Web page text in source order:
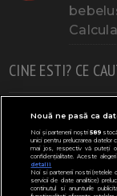
CINE ESTI? CE
Doresc un copil
Urmeaza sa nasc
Bebe febra
Mergem la scoala
Nouă ne pasă ca
Noi și partenerii noștri589
unici pentru prelucrarea
mai jos, respectiv vă puteți
confidențialitate. Aceste
detalii
Noi si partenerii nostri (retelele
servicii de date analitice)
continutul si anunturile